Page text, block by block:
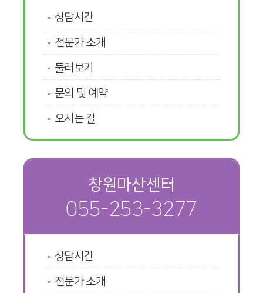
상담시간
전문가 소개
둘러보기
문의 및 예약
오시는 길
창원마산센터
055-253-3277
상담시간
전문가 소개